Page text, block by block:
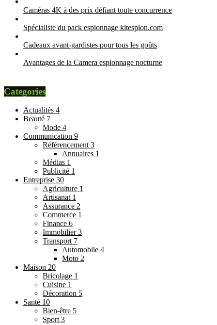
Caméras 4K à des prix défiant toute concurrence
Spécialiste du pack espionnage kitespion.com
Cadeaux avant-gardistes pour tous les goûts
Avantages de la Camera espionnage nocturne
Categories
Actualités 4
Beauté 7
Mode 4
Communication 9
Référencement 3
Annuaires 1
Médias 1
Publicité 1
Entreprise 30
Agriculture 1
Artisanat 1
Assurance 2
Commerce 1
Finance 6
Immobilier3
Transport 7
Automobile 4
Moto 2
Maison 20
Bricolage 1
Cuisine 1
Décoration 5
Santé 10
Bien-être 5
Sport 3